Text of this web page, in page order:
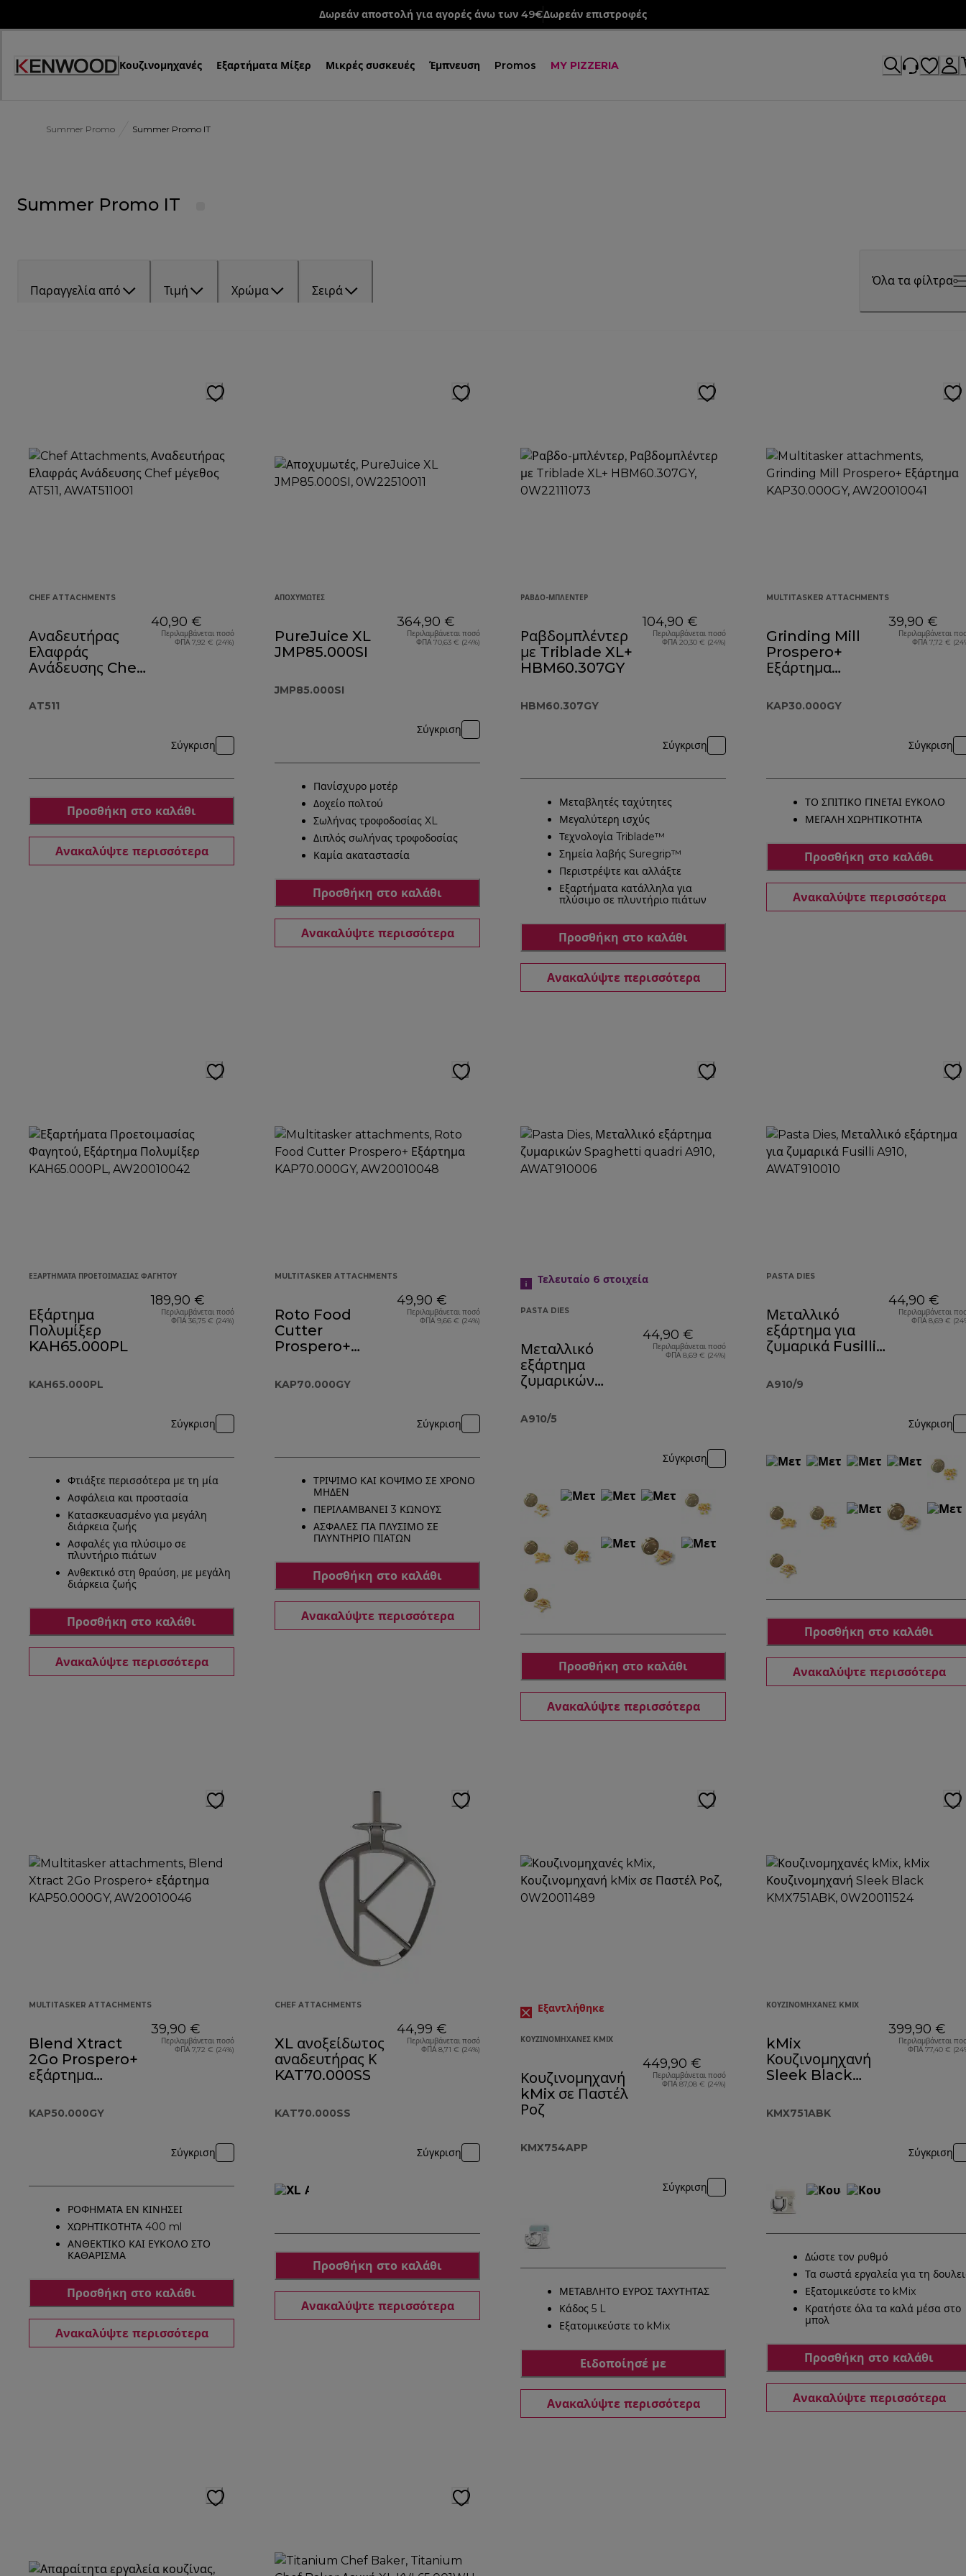
Δωρεάν αποστολή για αγορές άνω των 49€Δωρεάν επιστροφές
Κουζινομηχανές Εξαρτήματα Μίξερ Μικρές συσκευές Έμπνευση Promos MY PIZZERIA
Summer Promo Summer Promo IT
Summer Promo IT
Παραγγελία από Τιμή Χρώμα Σειρά
Όλα τα φίλτρα
CHEF ATTACHMENTS
Αναδευτήρας
Ελαφράς
Ανάδευσης Chef
AT511
40,90 €
Περιλαμβάνεται ποσό
ΦΠΑ 7,92 € (24%)
Σύγκριση
Προσθήκη στο καλάθι
Ανακαλύψτε περισσότερα
ΑΠΟΧΥΜΩΤΈΣ
PureJuice XL
JMP85.000SI
JMP85.000SI
364,90 €
Περιλαμβάνεται ποσό
ΦΠΑ 70,63 € (24%)
Σύγκριση
Πανίσχυρο μοτέρ
Δοχείο πολτού
Σωλήνας τροφοδοσίας XL
Διπλός σωλήνας τροφοδοσίας
Καμία ακαταστασία
Προσθήκη στο καλάθι
Ανακαλύψτε περισσότερα
ΡΑΒΔΟ-ΜΠΛΈΝΤΕΡ
Ραβδομπλέντερ
με Triblade XL+
HBM60.307GY
HBM60.307GY
104,90 €
Περιλαμβάνεται ποσό
ΦΠΑ 20,30 € (24%)
Σύγκριση
Μεταβλητές ταχύτητες
Μεγαλύτερη ισχύς
Τεχνολογία Triblade™
Σημεία λαβής Suregrip™
Περιστρέψτε και αλλάξτε
Εξαρτήματα κατάλληλα για
πλύσιμο σε πλυντήριο πιάτων
Προσθήκη στο καλάθι
Ανακαλύψτε περισσότερα
MULTITASKER ATTACHMENTS
Grinding Mill
Prospero+
Εξάρτημα
KAP30.000GY
39,90 €
Περιλαμβάνεται
ΦΠΑ 7,72 €
Σύγκριση
ΤΟ ΣΠΙΤΙΚΟ ΓΙΝΕΤΑΙ ΕΥΚΟΛΟ
ΜΕΓΑΛΗ ΧΩΡΗΤΙΚΟΤΗΤΑ
Προσθήκη στο καλάθι
Ανακαλύψτε περισσότερα
ΕΞΑΡΤΉΜΑΤΑ ΠΡΟΕΤΟΙΜΑΣΊΑΣ ΦΑΓΗΤΟΎ
Εξάρτημα
Πολυμίξερ
KAH65.000PL
KAH65.000PL
189,90 €
Περιλαμβάνεται ποσό
ΦΠΑ 36,75 € (24%)
Σύγκριση
Φτιάξτε περισσότερα με τη μία
Ασφάλεια και προστασία
Κατασκευασμένο για μεγάλη
διάρκεια ζωής
Ασφαλές για πλύσιμο σε
πλυντήριο πιάτων
Ανθεκτικό στη θραύση, με μεγάλη
διάρκεια ζωής
Προσθήκη στο καλάθι
Ανακαλύψτε περισσότερα
MULTITASKER ATTACHMENTS
Roto Food
Cutter
Prospero+
KAP70.000GY
KAP70.000GY
49,90 €
Περιλαμβάνεται ποσό
ΦΠΑ 9,66 € (24%)
Σύγκριση
ΤΡΙΨΙΜΟ ΚΑΙ ΚΟΨΙΜΟ ΣΕ ΧΡΟΝΟ
ΜΗΔΕΝ
ΠΕΡΙΛΑΜΒΑΝΕΙ 3 ΚΩΝΟΥΣ
ΑΣΦΑΛΕΣ ΓΙΑ ΠΛΥΣΙΜΟ ΣΕ
ΠΛΥΝΤΗΡΙΟ ΠΙΑΤΩΝ
Προσθήκη στο καλάθι
Ανακαλύψτε περισσότερα
Τελευταίο 6 στοιχεία
PASTA DIES
Μεταλλικό
εξάρτημα
ζυμαρικών
quadri A910
A910/5
44,90 €
Περιλαμβάνεται ποσό
ΦΠΑ 8,69 € (24%)
Σύγκριση
Προσθήκη στο καλάθι
Ανακαλύψτε περισσότερα
PASTA DIES
Μεταλλικό
εξάρτημα για
ζυμαρικά Fusilli
A910/9
44,90 €
Περιλαμβάνεται
ΦΠΑ 8,69 €
Σύγκριση
Προσθήκη στο καλάθι
Ανακαλύψτε περισσότερα
MULTITASKER ATTACHMENTS
Blend Xtract
2Go Prospero+
εξάρτημα
KAP50.000GY
39,90 €
Περιλαμβάνεται ποσό
ΦΠΑ 7,72 € (24%)
Σύγκριση
ΡΟΦΗΜΑΤΑ ΕΝ ΚΙΝΗΣΕΙ
ΧΩΡΗΤΙΚΟΤΗΤΑ 400 ml
ΑΝΘΕΚΤΙΚΟ ΚΑΙ ΕΥΚΟΛΟ ΣΤΟ
ΚΑΘΑΡΙΣΜΑ
Προσθήκη στο καλάθι
Ανακαλύψτε περισσότερα
CHEF ATTACHMENTS
XL ανοξείδωτος
αναδευτήρας Κ
KAT70.000SS
KAT70.000SS
44,99 €
Περιλαμβάνεται ποσό
ΦΠΑ 8,71 € (24%)
Σύγκριση
Προσθήκη στο καλάθι
Ανακαλύψτε περισσότερα
Εξαντλήθηκε
ΚΟΥΖΙΝΟΜΗΧΑΝΈΣ KMIX
Κουζινομηχανή
kMix σε Παστέλ
Ροζ
KMX754APP
449,90 €
Περιλαμβάνεται ποσό
ΦΠΑ 87,08 € (24%)
Σύγκριση
ΜΕΤΑΒΛΗΤΟ ΕΥΡΟΣ ΤΑΧΥΤΗΤΑΣ
Κάδος 5 L
Εξατομικεύστε το kMix
Ειδοποίησέ με
Ανακαλύψτε περισσότερα
ΚΟΥΖΙΝΟΜΗΧΑΝΈΣ KMIX
kMix
Κουζινομηχανή
Sleek Black
KMX751ABK
399,90 €
Περιλαμβάνεται
ΦΠΑ 77,40 €
Σύγκριση
Δώστε τον ρυθμό
Τα σωστά εργαλεία για τη
Εξατομικεύστε το kMix
Κρατήστε όλα τα καλά μέσα στο
μπολ
Προσθήκη στο καλάθι
Ανακαλύψτε περισσότερα